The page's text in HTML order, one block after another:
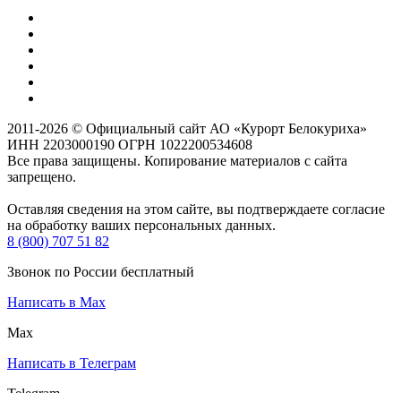
2011-2026 © Официальный сайт АО «Курорт Белокуриха»
ИНН 2203000190 ОГРН 1022200534608
Все права защищены. Копирование материалов с сайта
запрещено.
Оставляя сведения на этом сайте, вы подтверждаете согласие
на обработку ваших персональных данных.
8 (800) 707 51 82
Звонок по России бесплатный
Написать в Max
Max
Написать в Телеграм